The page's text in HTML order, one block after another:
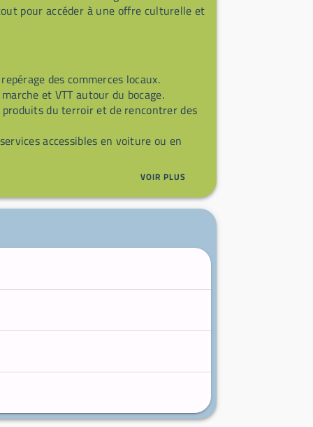
pour accéder à une offre culturelle et
des commerces locaux.
et VTT autour du bocage.
du terroir et de rencontrer des
accessibles en voiture ou en
VOIR PLUS